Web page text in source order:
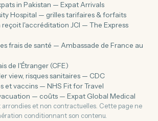
in Pakistan — Expat Arrivals
Hospital — grilles tarifaires & forfaits
l'accréditation JCI — The Express
frais de santé — Ambassade de France au
de l'Étranger (CFE)
view, risques sanitaires — CDC
et vaccins — NHS Fit for Travel
— coûts — Expat Global Medical
arrondies et non contractuelles. Cette page ne
conditionnant son contenu.